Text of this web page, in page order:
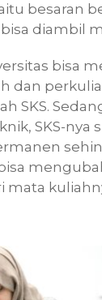
besaran
diambil
bisa
dan
SKS.
SKS-nya
mata